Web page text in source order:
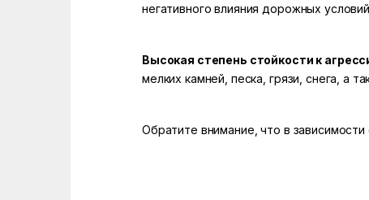
негативного влияния дорожных
Высокая степень стойкости к
мелких камней, песка, грязи, снега, а
Обратите внимание, что в